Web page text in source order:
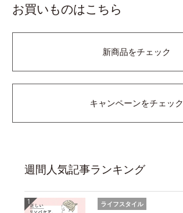
お買いものはこちら
新商品をチェック
キャンペーンをチェック
週間人気記事ランキング
ライフスタイル